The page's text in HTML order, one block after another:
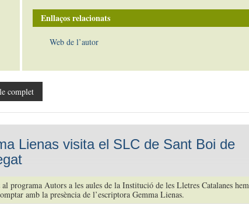
Enllaços relacionats
Web de l’autor
complet
Lienas visita el SLC de Sant Boi de
al programa Autors a les aules de la Institució de les Lletres Catalanes hem
amb la presència de l’escriptora Gemma Lienas.